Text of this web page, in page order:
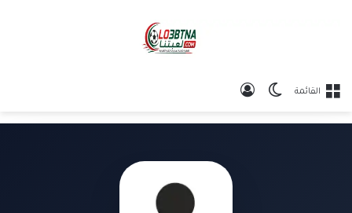
القائمة الوضع المظلم